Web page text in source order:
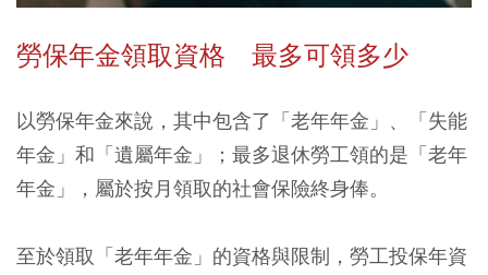
勞保年金領取資格 最多可領多少
以勞保年金來說，其中包含了「老年年金」、「失能
年金」和「遺屬年金」；最多退休勞工領的是「老年
年金」，屬於按月領取的社會保險終身俸。
至於領取「老年年金」的資格與限制，勞工投保年資